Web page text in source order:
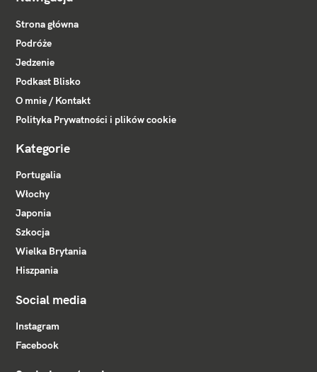
Strona główna
Podróże
Jedzenie
Podkast Blisko
O mnie / Kontakt
Polityka Prywatności i plików cookie
Kategorie
Portugalia
Włochy
Japonia
Szkocja
Wielka Brytania
Hiszpania
Social media
Instagram
Facebook